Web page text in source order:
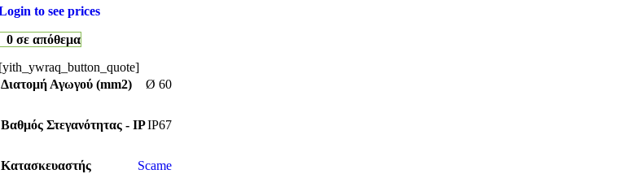
to see prices
0 σε απόθεμα
Διατομή Αγωγού (mm2)
Ø 60
Βαθμός Στεγανότητας - IPIP67
Κατασκευαστής
Scame